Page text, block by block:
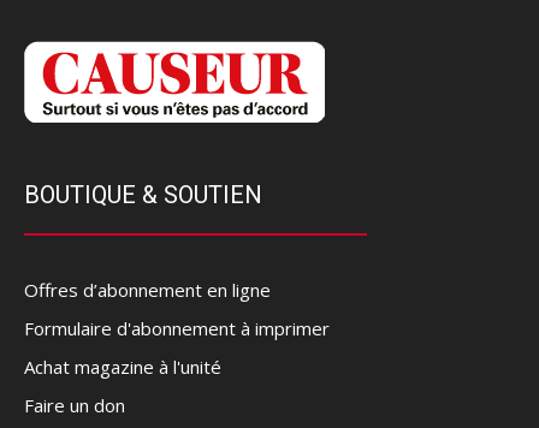
BOUTIQUE & SOUTIEN
Offres d’abonnement en ligne
Formulaire d'abonnement à imprimer
Achat magazine à l'unité
Faire un don